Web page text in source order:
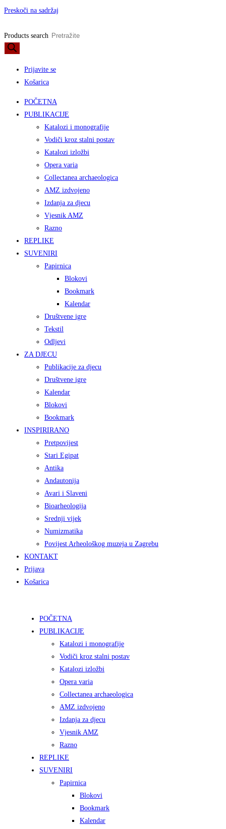
Preskoči na sadržaj
Products search
Prijavite se
Košarica
POČETNA
PUBLIKACIJE
Katalozi i monografije
Vodiči kroz stalni postav
Katalozi izložbi
Opera varia
Collectanea archaeologica
AMZ izdvojeno
Izdanja za djecu
Vjesnik AMZ
Razno
REPLIKE
SUVENIRI
Papirnica
Blokovi
Bookmark
Kalendar
Društvene igre
Tekstil
Odljevi
ZA DJECU
Publikacije za djecu
Društvene igre
Kalendar
Blokovi
Bookmark
INSPIRIRANO
Pretpovijest
Stari Egipat
Antika
Andautonija
Avari i Slaveni
Bioarheologija
Srednji vijek
Numizmatika
Povijest Arheološkog muzeja u Zagrebu
KONTAKT
Prijava
Košarica
POČETNA
PUBLIKACIJE
Katalozi i monografije
Vodiči kroz stalni postav
Katalozi izložbi
Opera varia
Collectanea archaeologica
AMZ izdvojeno
Izdanja za djecu
Vjesnik AMZ
Razno
REPLIKE
SUVENIRI
Papirnica
Blokovi
Bookmark
Kalendar